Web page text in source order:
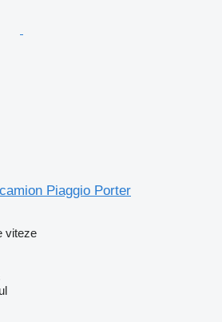
Piaggio Porter
viteze